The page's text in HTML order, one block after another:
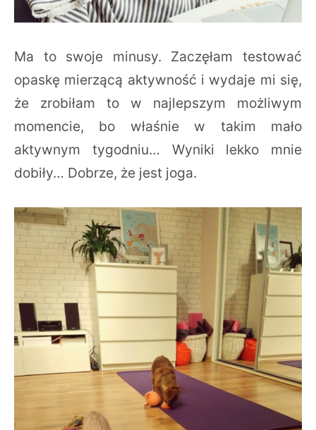
Ma to swoje minusy. Zaczęłam testować
opaskę mierzącą aktywność i wydaje mi się,
że zrobiłam to w najlepszym możliwym
momencie, bo właśnie w takim mało
aktywnym tygodniu… Wyniki lekko mnie
dobiły… Dobrze, że jest joga.